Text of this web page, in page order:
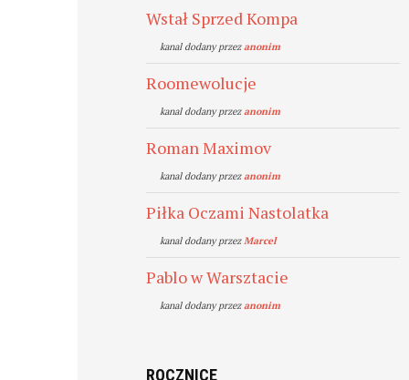
Wstał Sprzed Kompa
kanal dodany przezanonim
Roomewolucje
kanal dodany przezanonim
Roman Maximov
kanal dodany przezanonim
Piłka Oczami Nastolatka
kanal dodany przezMarcel
Pablo w Warsztacie
kanal dodany przezanonim
ROCZNICE